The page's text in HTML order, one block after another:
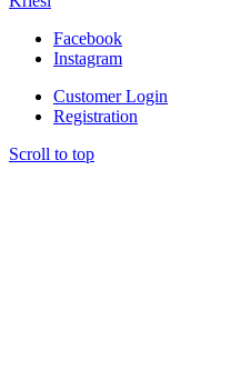
Facebook
Instagram
Customer Login
Registration
Scroll to top